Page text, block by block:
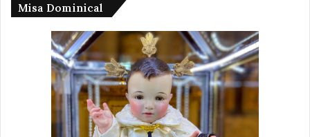
Misa Dominical